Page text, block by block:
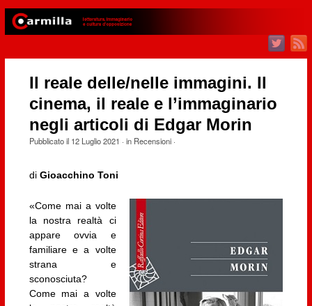
Il reale delle/nelle immagini. Il
cinema, il reale e l’immaginario
negli articoli di Edgar Morin
Pubblicato il 12 Luglio 2021 · in Recensioni·
di Gioacchino Toni
«Come mai a volte
la nostra realtà ci
appare ovvia e
familiare e a volte
strana e
sconosciuta?
Come mai a volte